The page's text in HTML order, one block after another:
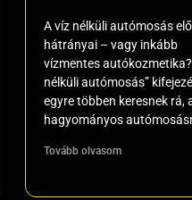
A víz nélküli autómosás
hátrányai – vagy inkább
vízmentes autókozmetika?
nélküli autómosás”
egyre többen keresnek rá,
hagyományos
Tovább olvasom